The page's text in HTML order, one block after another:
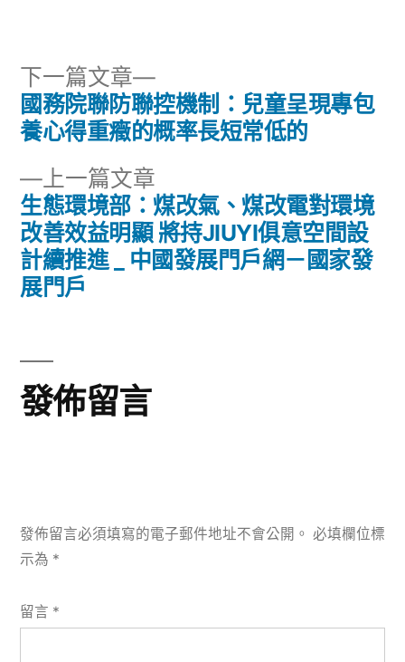
國
家
門
戶〉
文
導
覽
上一篇文章
一
篇
文
生態環境部：煤改氣、煤改電對環境
改善效益明顯 將持JIUYI俱意空間設
計續推進 _ 中國發展門戶網－國家發
展門戶
下一篇文章
下
一
篇
國務院聯防聯控機制：兒童呈現專包
養心得重癥的概率長短常低的
發佈留言
發佈留言必須填寫的電子郵件地址不會公開。 必填欄位標
示為 *
留言 *